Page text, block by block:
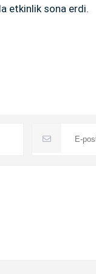
etkinlik sona erdi.